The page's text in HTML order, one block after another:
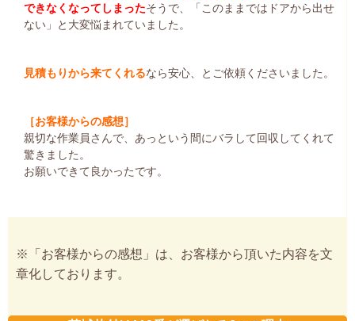
できなくなってしまったそうで、「このままではドアから出せ
ない」と大変悩まれていました。
見積もりから来てくれるなら安心、とご依頼くださいました。
［お客様からの感想］
親切な作業員さんで、あっという間にバラして回収してくれて
驚きました。
お願いできて良かったです。
※「お客様からの感想」は、お客様から頂いた内容を文
章化しております。